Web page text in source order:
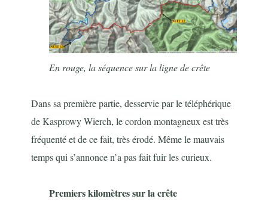
En rouge, la séquence sur la ligne de crête
Dans sa première partie, desservie par le téléphérique
de Kasprowy Wierch, le cordon montagneux est très
fréquenté et de ce fait, très érodé. Même le mauvais
temps qui s’annonce n’a pas fait fuir les curieux.
Premiers kilomètres sur la crête